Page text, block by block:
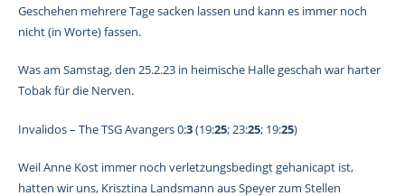
Geschehen mehrere Tage sacken lassen und kann es immer noch
nicht (in Worte) fassen.
Was am Samstag, den 25.2.23 in heimische Halle geschah war harter
Tobak für die Nerven.
Invalidos – The TSG Avangers 0:3(19:25; 23:25; 19:25)
Weil Anne Kost immer noch verletzungsbedingt gehanicapt ist,
hatten wir uns, Krisztina Landsmann aus Speyer zum Stellen